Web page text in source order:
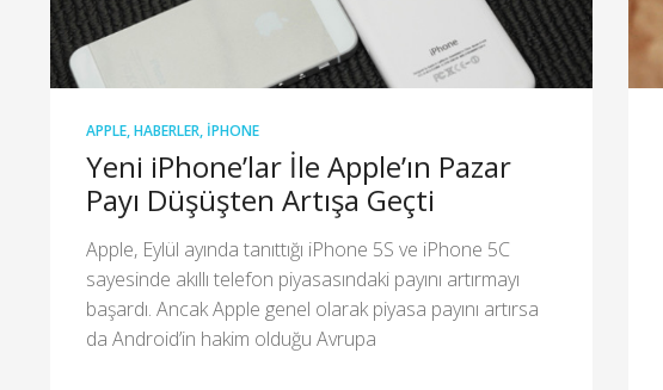
APPLE,HABERLER, IPHONE
Yeni iPhone’lar İle Apple’ın Pazar
Payı Düşüşten Artışa Geçti
Apple, Eylül ayında tanıttığı iPhone 5S ve iPhone 5C
sayesinde akıllı telefon piyasasındaki payını artırmayı
başardı. Ancak Apple genel olarak piyasa payını artırsa
da Android’in hakim olduğu Avrupa